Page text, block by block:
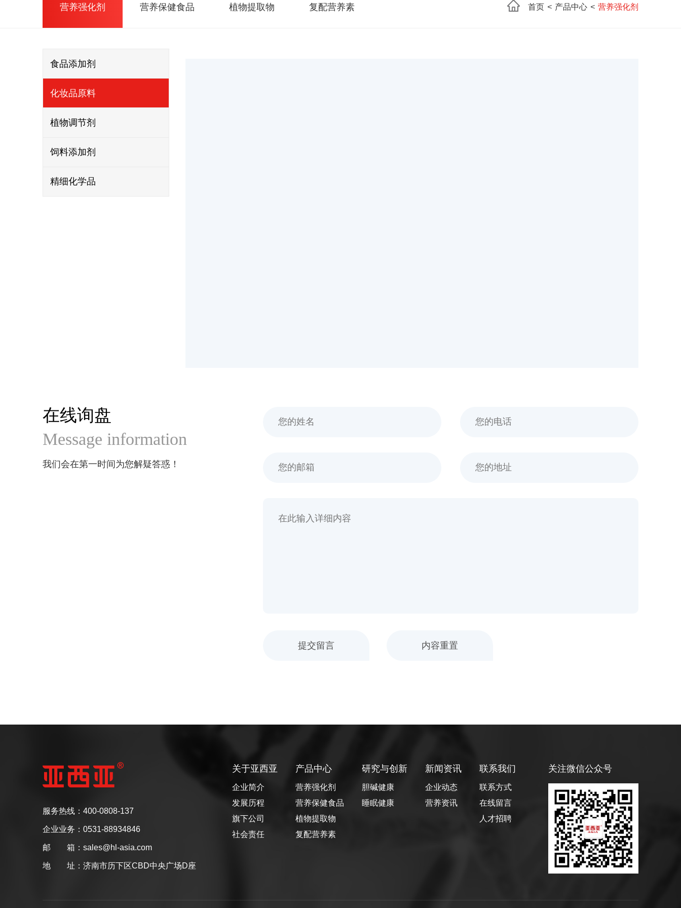
营养强化剂 营养保健食品 植物提取物 复配营养素 首页 < 产品中心 < 营养强化剂
食品添加剂
化妆品原料
植物调节剂
饲料添加剂
精细化学品
在线询盘
Message information
我们会在第一时间为您解疑答惑！
服务热线：400-0808-137
企业业务：0531-88934846
邮 箱：sales@hl-asia.com
地 址：济南市历下区CBD中央广场D座
关于亚西亚
企业简介
发展历程
旗下公司
社会责任
产品中心
营养强化剂
营养保健食品
植物提取物
复配营养素
研究与创新
胆碱健康
睡眠健康
新闻资讯
企业动态
营养资讯
联系我们
联系方式
在线留言
人才招聘
关注微信公众号